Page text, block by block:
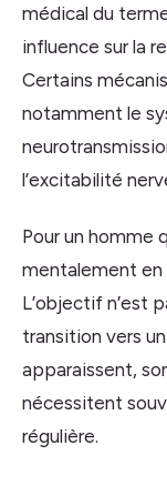
médical du
influence sur la
Certains
notamment le
l’excitabilité
Pour un homme
mentalement
L’objectif n’est
transition vers
apparaissent,
nécessitent
régulière.